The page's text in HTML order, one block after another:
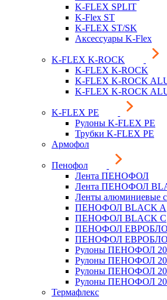
K-FLEX SPLIT
K-Flex ST
K-FLEX ST/SK
Аксессуары K-Flex
K-FLEX K-ROCK
K-FLEX K-ROCK
K-FLEX K-ROCK
K-FLEX K-ROCK
K-FLEX PE
Рулоны K-FLEX PE
Трубки K-FLEX PE
Армофол
Пенофол
Лента ПЕНОФОЛ
Лента ПЕНОФОЛ
Ленты алюминиевые
ПЕНОФОЛ BLACK A
ПЕНОФОЛ BLACK С
ПЕНОФОЛ
ПЕНОФОЛ
Рулоны ПЕНОФОЛ
Рулоны ПЕНОФОЛ
Рулоны ПЕНОФОЛ
Рулоны ПЕНОФОЛ
Термафлекс